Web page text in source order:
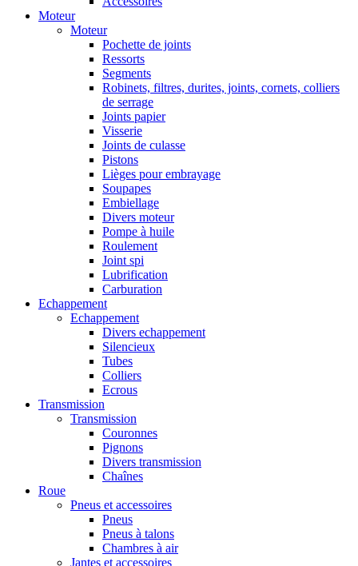
Moteur
Moteur
Pochette de joints
Ressorts
Segments
Robinets, filtres, durites, joints, cornets, colliers
de serrage
Joints papier
Visserie
Joints de culasse
Pistons
Lièges pour embrayage
Soupapes
Embiellage
Divers moteur
Pompe à huile
Roulement
Joint spi
Lubrification
Carburation
Echappement
Echappement
Divers echappement
Silencieux
Tubes
Colliers
Ecrous
Transmission
Transmission
Couronnes
Pignons
Divers transmission
Chaînes
Roue
Pneus et accessoires
Pneus
Pneus à talons
Chambres à air
Jantes et accessoires